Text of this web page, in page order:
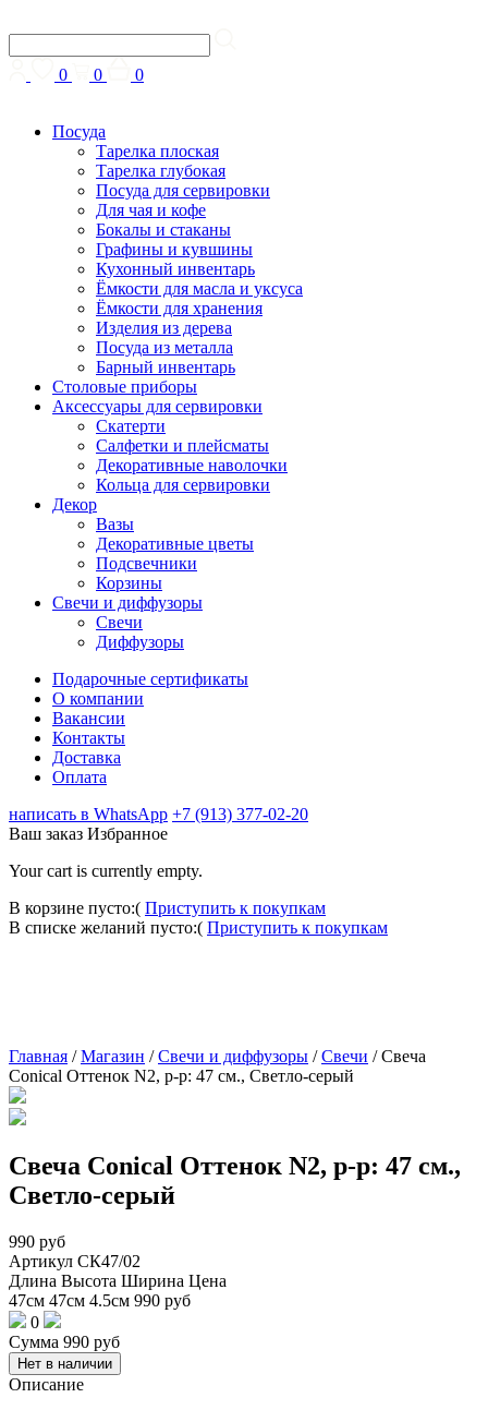
0 0 0
Посуда
Тарелка плоская
Тарелка глубокая
Посуда для сервировки
Для чая и кофе
Бокалы и стаканы
Графины и кувшины
Кухонный инвентарь
Ёмкости для масла и уксуса
Ёмкости для хранения
Изделия из дерева
Посуда из металла
Барный инвентарь
Столовые приборы
Аксессуары для сервировки
Скатерти
Cалфетки и плейсматы
Декоративные наволочки
Кольца для сервировки
Декор
Вазы
Декоративные цветы
Подсвечники
Корзины
Свечи и диффузоры
Свечи
Диффузоры
Подарочные сертификаты
О компании
Вакансии
Контакты
Доставка
Оплата
написать в WhatsApp +7 (913) 377-02-20
Ваш заказ Избранное
Your cart is currently empty.
В корзине пусто:( Приступить к покупкам
В списке желаний пусто:( Приступить к покупкам
Главная /Магазин /Свечи и диффузоры /Свечи /Свеча
Conical Оттенок N2, р-р: 47 см., Светло-серый
Свеча Conical Оттенок N2, р-р: 47 см.,
Светло-серый
990 руб
Артикул СК47/02
Длина Высота Ширина Цена
47см 47см 4.5см 990 руб
0
Сумма 990 руб
Нет в наличии
Описание